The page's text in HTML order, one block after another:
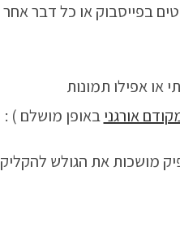
בפייסבוק או כל דבר אחר
אפילו תמונות
אורגניבאופן מושלם ) :
מושכות את הגולש להקליק